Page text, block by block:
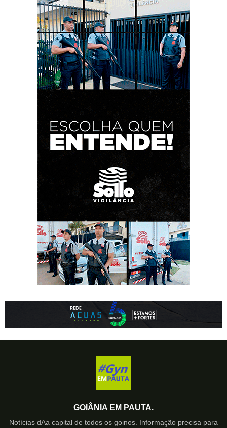
GOIÂNIA EM PAUTA.
Notícias dAa capital de todos os goinos. Informação precisa para